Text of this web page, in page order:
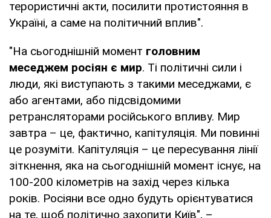
терористичні акти, посилити протистояння в
Україні, а саме на політичний вплив".
"На сьогоднішній момент головним
меседжем росіян є мир. Ті політичні сили і
люди, які виступають з такими меседжами, є
або агентами, або підсвідомими
ретрансляторами російського впливу. Мир
завтра – це, фактично, капітуляція. Ми повинні
це розуміти. Капітуляція – це пересування лінії
зіткнення, яка на сьогоднішній момент існує, на
100-200 кілометрів на захід через кілька
років. Росіяни все одно будуть орієнтуватися
на те, щоб політично захопити Київ", –